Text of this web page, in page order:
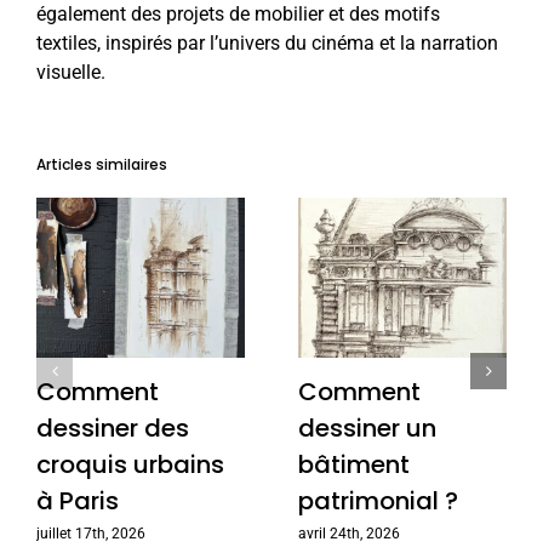
également des projets de mobilier et des motifs
textiles, inspirés par l’univers du cinéma et la narration
visuelle.
Articles similaires
Comment
dessiner des
croquis urbains
à Paris
juillet 17th, 2026
Comment
dessiner un
bâtiment
patrimonial ?
avril 24th, 2026